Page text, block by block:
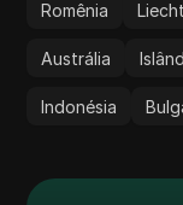
Romênia
Austrália
Indonésia